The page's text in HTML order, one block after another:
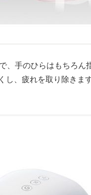
、手のひらはもちろん
し、疲れを取り除きます